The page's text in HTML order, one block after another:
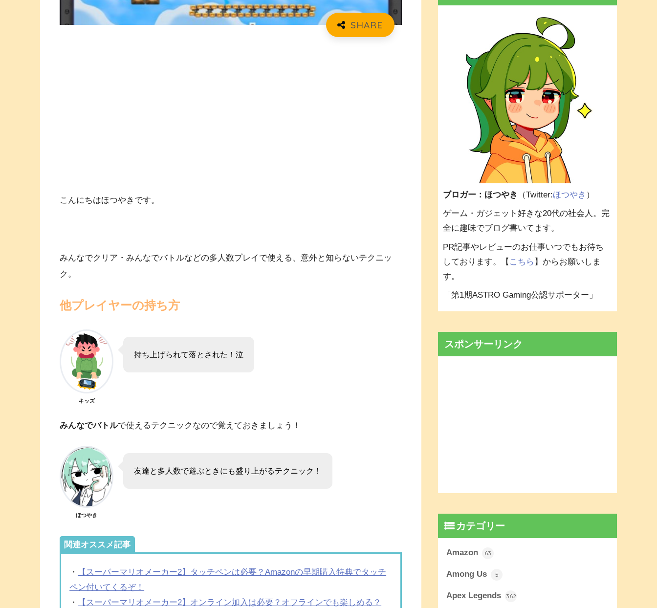
こんにちはほつやきです。
みんなでクリア・みんなでバトルなどの多人数プレイで使える、意外と知らないテクニッ
ク。
他プレイヤーの持ち方
キッズ
持ち上げられて落とされた！泣
みんなでバトルで使えるテクニックなので覚えておきましょう！
ほつやき
友達と多人数で遊ぶときにも盛り上がるテクニック！
関連オススメ記事
・
【スーパーマリオメーカー2】タッチペンは必要？Amazonの早期購入特典でタッチ
ペン付いてくるぞ！
・
【スーパーマリオメーカー2】オンライン加入は必要？オフラインでも楽しめる？
ブロガー：ほつやき （Twitter:ほつやき ）
ゲーム・ガジェット好きな20代の社会人。完
全に趣味でブログ書いてます。
PR記事やレビューのお仕事いつでもお待ち
しております。【 こちら 】からお願いしま
す。
「第1期ASTRO Gaming公認サポーター」
スポンサーリンク
カテゴリー
Amazon 63
Among Us 5
Apex Legends 362